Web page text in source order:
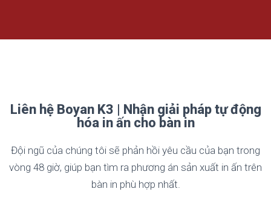
Liên hệ Boyan K3 | Nhận giải pháp tự động
hóa in ấn cho bàn in
Đội ngũ của chúng tôi sẽ phản hồi yêu cầu của bạn trong
vòng 48 giờ, giúp bạn tìm ra phương án sản xuất in ấn trên
bàn in phù hợp nhất.